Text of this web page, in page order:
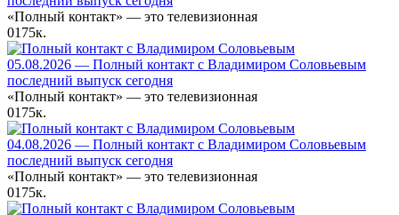
«Полный контакт» — это телевизионная
0175к.
05.08.2026 — Полный контакт с Владимиром Соловьевым
последний выпуск сегодня
«Полный контакт» — это телевизионная
0175к.
04.08.2026 — Полный контакт с Владимиром Соловьевым
последний выпуск сегодня
«Полный контакт» — это телевизионная
0175к.